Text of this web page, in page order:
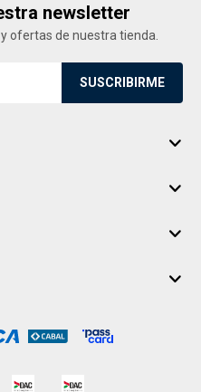
newsletter
ofertas de nuestra tienda.
SUSCRIBIRME